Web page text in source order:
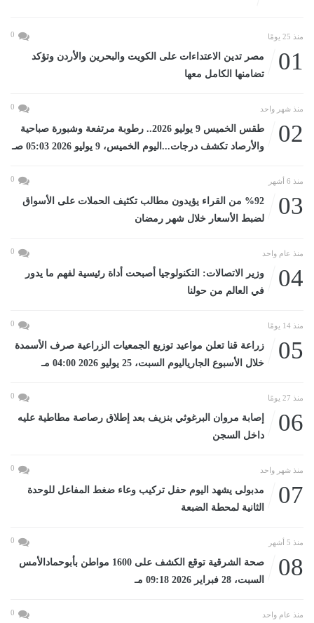
منذ 25 يومًا 0
01
مصر تدين الاعتداءات على الكويت والبحرين والأردن وتؤكد
تضامنها الكامل معها
منذ شهر واحد 0
02
طقس الخميس 9 يوليو 2026.. رطوبة مرتفعة وشبورة صباحية
والأرصاد تكشف درجات...اليوم الخميس، 9 يوليو 2026 05:03 صـ
منذ 6 أشهر 0
03
%92 من القراء يؤيدون مطالب تكثيف الحملات على الأسواق
لضبط الأسعار خلال شهر رمضان
منذ عام واحد 0
04
وزير الاتصالات: التكنولوجيا أصبحت أداة رئيسية لفهم ما يدور
في العالم من حولنا
منذ 14 يومًا 0
05
زراعة قنا تعلن مواعيد توزيع الجمعيات الزراعية صرف الأسمدة
خلال الأسبوع الجارياليوم السبت، 25 يوليو 2026 04:00 مـ
منذ 27 يومًا 0
06
إصابة مروان البرغوثي بنزيف بعد إطلاق رصاصة مطاطية عليه
داخل السجن
منذ شهر واحد 0
07
مدبولى يشهد اليوم حفل تركيب وعاء ضغط المفاعل للوحدة
الثانية لمحطة الضبعة
منذ 5 أشهر 0
08
صحة الشرقية توقع الكشف على 1600 مواطن بأبوحمادالأمس
السبت، 28 فبراير 2026 09:18 مـ
منذ عام واحد 0